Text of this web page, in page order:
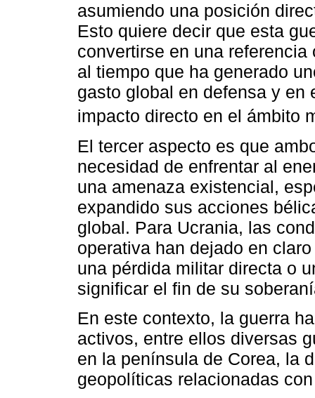
asumiendo una posición
Esto quiere decir que esta
convertirse en una
al tiempo que ha generado
gasto global en defensa y
impacto directo en el ámbito
El tercer aspecto es que
necesidad de enfrentar al
una amenaza existencial,
expandido sus acciones
global. Para Ucrania, las
operativa han dejado en
una pérdida militar directa o
significar el fin de su
En este contexto, la guerra
activos, entre ellos diversas
en la península de Corea, la
geopolíticas relacionadas